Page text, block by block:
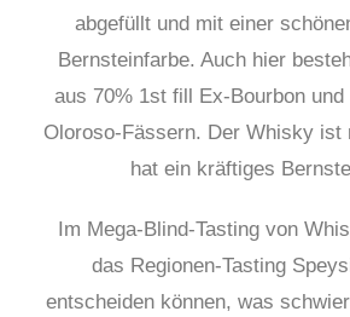
abgefüllt und mit einer
Bernsteinfarbe. Auch hier
aus 70% 1st fill Ex-Bourbon
Oloroso-Fässern. Der Whisky ist
hat ein kräftiges
Im Mega-Blind-Tasting von
das Regionen-Tasting
entscheiden können, was